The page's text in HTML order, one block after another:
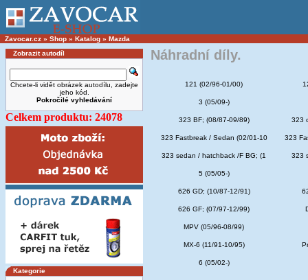
Zavocar.cz » Shop » Katalog » Mazda
Zobrazit autodíl
Chcete-li vidět obrázek autodílu, zadejte
jeho kód.
Pokročilé vyhledávání
Celkem produktu: 24078
Kategorie
Náhradní díly.
121 (02/96-01/00)
3 (05/09-)
323 BF; (08/87-09/89) 323
323 Fastbreak / Sedan (02/01-10 323
323 sedan / hatchback /F BG; (1 323
5 (05/05-)
626 GD; (10/87-12/91)
626 GF; (07/97-12/99)
MPV (05/96-08/99)
MX-6 (11/91-10/95)
6 (05/02-)